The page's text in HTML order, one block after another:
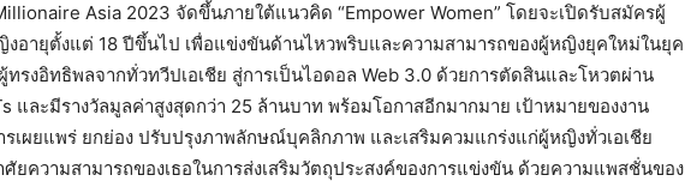
Asia 2023 จัดขึ้นภายใต้แนวคิด “Empower Women” โดยจะเปิดรับสมัครผู้
งอายุตั้งแต่ 18 ปีขึ้นไป เพื่อแข่งขันด้านไหวพริบและความสามารถของผู้หญิงยุคใหม่ในยุค
ทรงอิทธิพลจากทั่วทวีปเอเชีย สู่การเป็นไอดอล Web 3.0 ด้วยการตัดสินและโหวตผ่าน
และมีรางวัลมูลค่าสูงสุดกว่า 25 ล้านบาท พร้อมโอกาสอีกมากมาย เป้าหมายของงาน
รเผยแพร่ ยกย่อง ปรับปรุงภาพลักษณ์บุคลิกภาพ และเสริมควมแกร่งแก่ผู้หญิงทั่วเอเชีย
ยความสามารถของเธอในการส่งเสริมวัตถุประสงค์ของการแข่งขัน ด้วยความแพสชั่นของ